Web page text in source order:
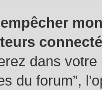
dans votre
du forum”,